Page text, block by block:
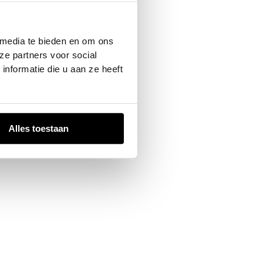
te bieden en om ons
partners voor social
die u aan ze heeft
Alles toestaan
for more information).